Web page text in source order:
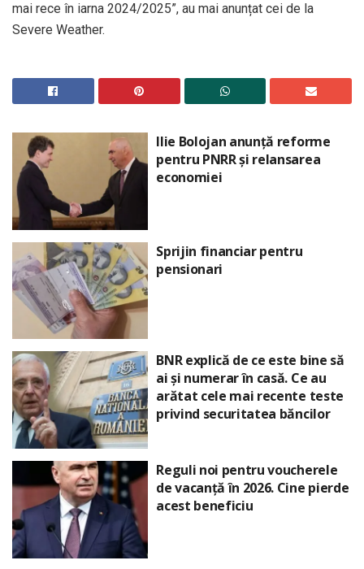
mai rece în iarna 2024/2025”, au mai anunțat cei de la
Severe Weather.
Ilie Bolojan anunță reforme
pentru PNRR și relansarea
economiei
Sprijin financiar pentru
pensionari
BNR explică de ce este bine să
ai și numerar în casă. Ce au
arătat cele mai recente teste
privind securitatea băncilor
Reguli noi pentru voucherele
de vacanță în 2026. Cine pierde
acest beneficiu